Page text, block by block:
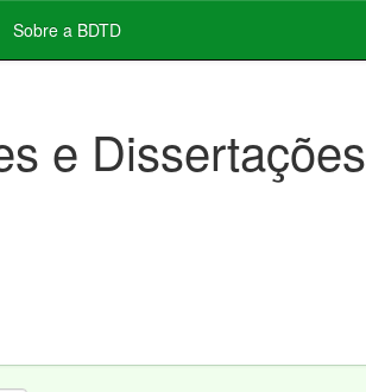
Sobre a BDTD
e Dissertações